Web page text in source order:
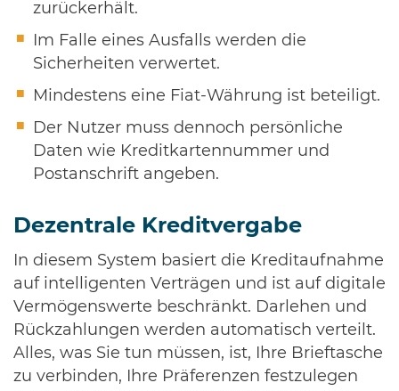
zurückerhält.
Im Falle eines Ausfalls werden die
Sicherheiten verwertet.
Mindestens eine Fiat-Währung ist beteiligt.
Der Nutzer muss dennoch persönliche
Daten wie Kreditkartennummer und
Postanschrift angeben.
Dezentrale Kreditvergabe
In diesem System basiert die Kreditaufnahme
auf intelligenten Verträgen und ist auf digitale
Vermögenswerte beschränkt. Darlehen und
Rückzahlungen werden automatisch verteilt.
Alles, was Sie tun müssen, ist, Ihre Brieftasche
zu verbinden, Ihre Präferenzen festzulegen